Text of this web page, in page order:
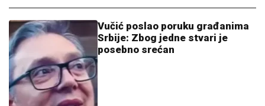
Vučić poslao poruku građanima
Srbije: Zbog jedne stvari je
posebno srećan